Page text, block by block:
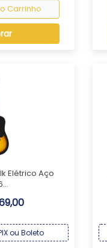
Carrinho
Elétrico Aço
ou Boleto